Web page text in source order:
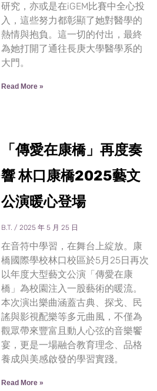
研究，亦或是在iGEM比賽中全心投
入，這些努力都彰顯了她對醫學的
熱情與抱負。這一切的付出，最終
為她打開了通往長庚大學醫學系的
大門。
Read More »
「傳愛在康橋」再度奏
響 林口康橋2025藝文
公演暖心登場
B.T. 2025 年 5 月 25 日
在音符中學習，在舞台上綻放。康
橋國際學校林口校區於5月25日再次
以年度大型藝文公演「傳愛在康
橋」為校園注入一股藝術的暖流。
本次演出樂曲涵蓋古典、探戈、民
謠與影視配樂等多元曲風，不僅為
觀眾帶來豐富且動人心弦的音樂饗
宴，更是一場融合教育理念、品格
養成與美感啟發的學習實踐。
Read More »